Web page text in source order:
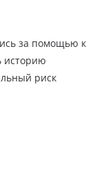
за помощью к
историю
риск